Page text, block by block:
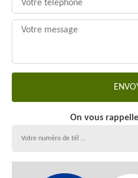
On vous